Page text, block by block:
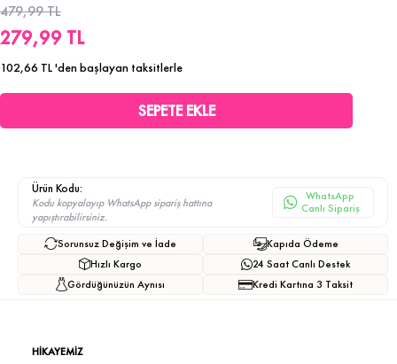
479,99 TL
279,99 TL
102,66 TL'den başlayan taksitlerle
Ürün Kodu:
Kodu kopyalayıp WhatsApp sipariş hattına
yapıştırabilirsiniz.
WhatsApp
Canlı Sipariş
Sorunsuz Değişim ve İade
Hızlı Kargo
Gördüğünüzün Aynısı
Kapıda Ödeme
24 Saat Canlı Destek
Kredi Kartına 3 Taksit
HİKAYEMİZ